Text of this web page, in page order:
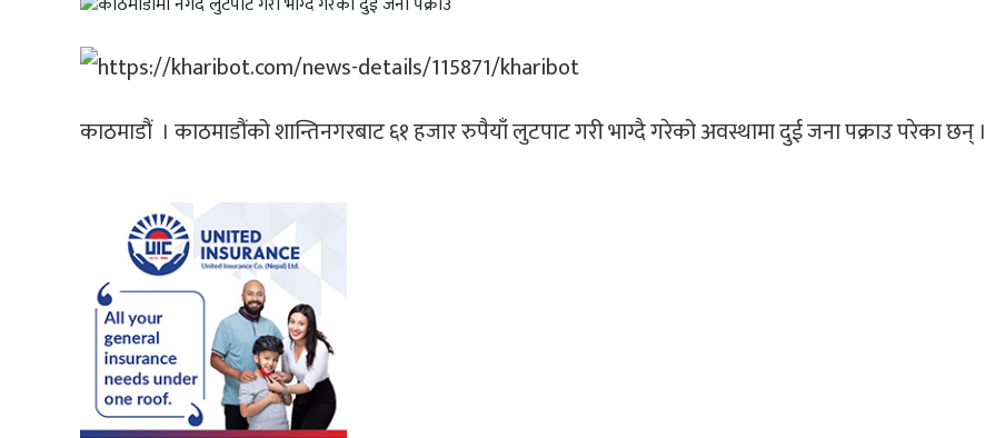
काठमाडौं । काठमाडौंको शान्तिनगरबाट ६१ हजार रुपैयाँ लुटपाट गरी भाग्दै गरेको अवस्थामा दुई जना पक्राउ परेका छन् ।